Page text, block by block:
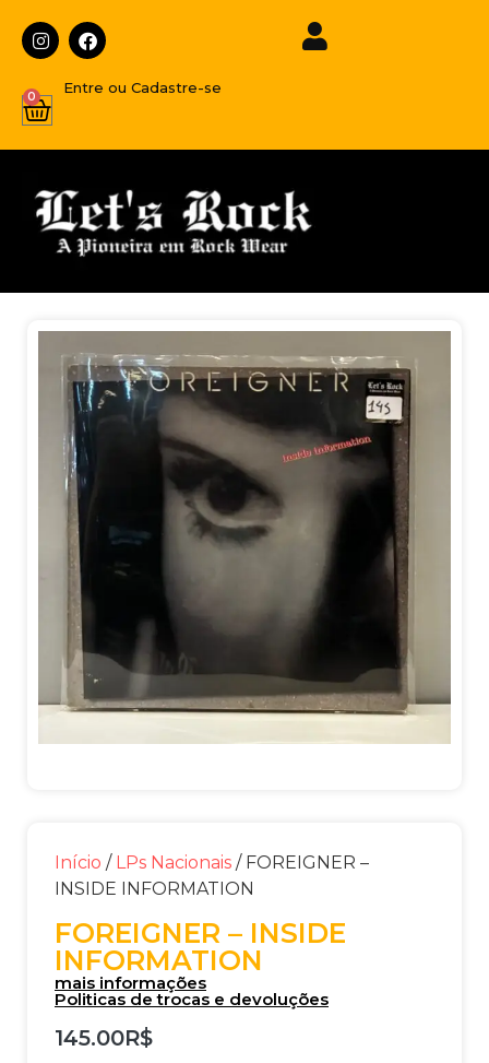
Entre ou Cadastre-se
0
Início / LPs Nacionais / FOREIGNER –
INSIDE INFORMATION
FOREIGNER – INSIDE
INFORMATION
mais informações
Politicas de trocas e devoluções
145.00R$